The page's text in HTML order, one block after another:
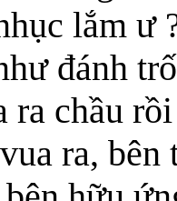
lắm ư
đánh
ra chầu
ra, bên